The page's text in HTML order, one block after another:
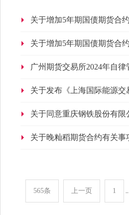
关于增加5年期国债期货合
关于增加5年期国债期货合
广州期货交易所2024年自
关于发布《上海国际能源
关于同意重庆钢铁股份有
关于晚籼稻期货合约有关事
565条 上一页 1 ..